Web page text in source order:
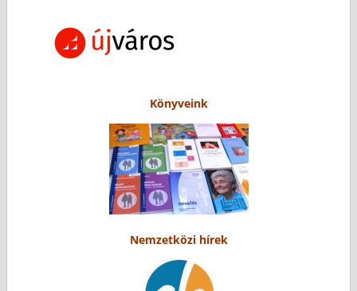
Könyveink
Nemzetközi hírek